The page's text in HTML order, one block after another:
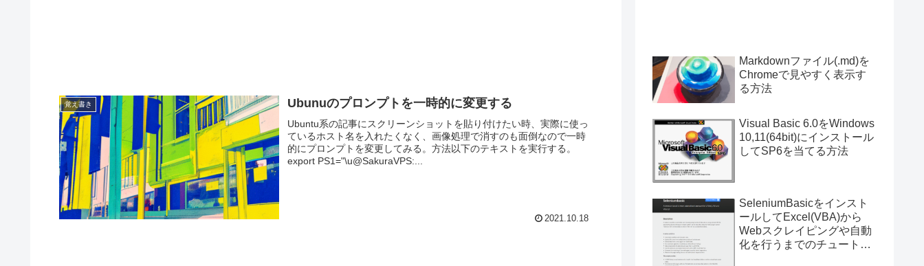
覚え書き Ubunuのプロンプトを一時的に変更する
Ubuntu系の記事にスクリーンショットを貼り付けたい時、実際に使っ
ているホスト名を入れたくなく、画像処理で消すのも面倒なので一時
的にプロンプトを変更してみる。方法以下のテキストを実行する。
export PS1="\u@SakuraVPS:...
2021.10.18
Markdownファイル(.md)を
Chromeで見やすく表示す
る方法
Visual Basic 6.0をWindows
10,11(64bit)にインストール
してSP6を当てる方法
SeleniumBasicをインスト
ールしてExcel(VBA)から
Webスクレイピングや自動
化を行うまでのチュートリ